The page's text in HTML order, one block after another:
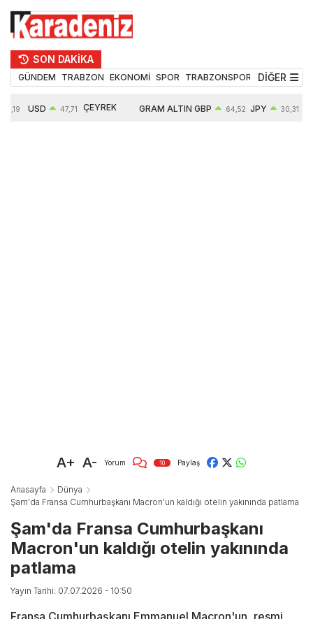
SON DAKİKA
GÜNDEM TRABZON EKONOMİ SPOR TRABZONSPOR TEKNOLOJİ
DİĞER
USD 47,71 ÇEYREK GRAM ALTIN GBP 64,52 JPY 30,31
A+ A- Yorum 10 Paylaş
Anasayfa
Dünya
Şam'da Fransa Cumhurbaşkanı Macron'un kaldığı otelin yakınında patlama
Şam'da Fransa Cumhurbaşkanı
Macron'un kaldığı otelin yakınında
patlama
Yayın Tarihi: 07.07.2026 - 10:50